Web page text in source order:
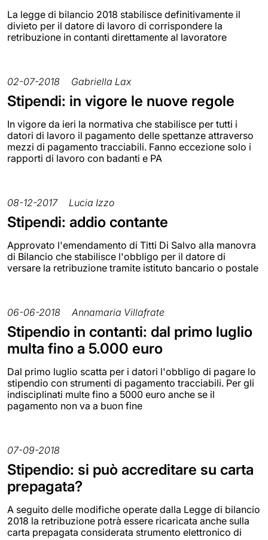
La legge di bilancio 2018 stabilisce definitivamente il
divieto per il datore di lavoro di corrispondere la
retribuzione in contanti direttamente al lavoratore
02-07-2018 Gabriella Lax
Stipendi: in vigore le nuove regole
In vigore da ieri la normativa che stabilisce per tutti i
datori di lavoro il pagamento delle spettanze attraverso
mezzi di pagamento tracciabili. Fanno eccezione solo i
rapporti di lavoro con badanti e PA
08-12-2017 Lucia Izzo
Stipendi: addio contante
Approvato l'emendamento di Titti Di Salvo alla manovra
di Bilancio che stabilisce l'obbligo per il datore di
versare la retribuzione tramite istituto bancario o postale
06-06-2018 Annamaria Villafrate
Stipendio in contanti: dal primo luglio
multa fino a 5.000 euro
Dal primo luglio scatta per i datori l'obbligo di pagare lo
stipendio con strumenti di pagamento tracciabili. Per gli
indisciplinati multe fino a 5000 euro anche se il
pagamento non va a buon fine
07-09-2018
Stipendio: si può accreditare su carta
prepagata?
A seguito delle modifiche operate dalla Legge di bilancio
2018 la retribuzione potrà essere ricaricata anche sulla
carta prepagata considerata strumento elettronico di